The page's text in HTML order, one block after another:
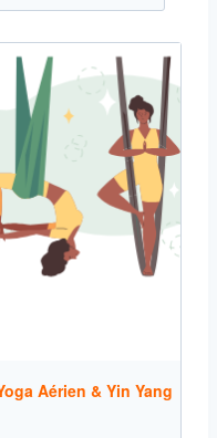
Aérien & Yin Yang